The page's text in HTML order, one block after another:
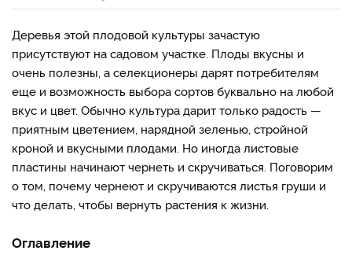
Деревья этой плодовой культуры зачастую
присутствуют на садовом участке. Плоды вкусны и
очень полезны, а селекционеры дарят потребителям
еще и возможность выбора сортов буквально на любой
вкус и цвет. Обычно культура дарит только радость —
приятным цветением, нарядной зеленью, стройной
кроной и вкусными плодами. Но иногда листовые
пластины начинают чернеть и скручиваться. Поговорим
о том, почему чернеют и скручиваются листья груши и
что делать, чтобы вернуть растения к жизни.
Оглавление